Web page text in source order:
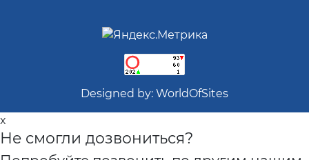
Designed by: WorldOfSites
x
Не смогли дозвониться?